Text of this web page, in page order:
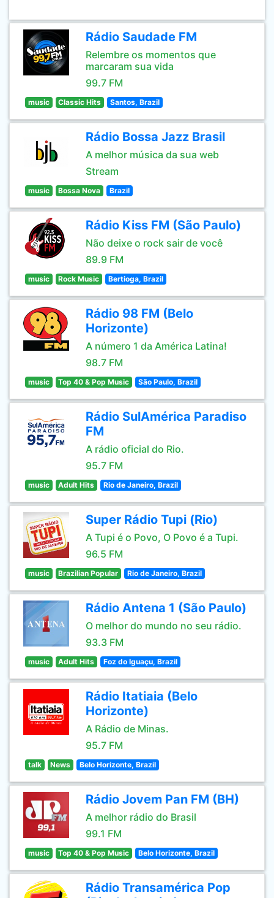
Rádio Saudade FM
Relembre os momentos que
marcaram sua vida
99.7 FM
music Classic Hits Santos, Brazil
Rádio Bossa Jazz Brasil
A melhor música da sua web
Stream
music Bossa Nova Brazil
Rádio Kiss FM (São Paulo)
Não deixe o rock sair de você
89.9 FM
music Rock Music Bertioga, Brazil
Rádio 98 FM (Belo
Horizonte)
A número 1 da América Latina!
98.7 FM
music Top 40 & Pop Music São Paulo, Brazil
Rádio SulAmérica Paradiso
FM
A rádio oficial do Rio.
95.7 FM
music Adult Hits Rio de Janeiro, Brazil
Super Rádio Tupi (Rio)
A Tupi é o Povo, O Povo é a Tupi.
96.5 FM
music Brazilian Popular Rio de Janeiro, Brazil
Rádio Antena 1 (São Paulo)
O melhor do mundo no seu rádio.
93.3 FM
music Adult Hits Foz do Iguaçu, Brazil
Rádio Itatiaia (Belo
Horizonte)
A Rádio de Minas.
95.7 FM
talk News Belo Horizonte, Brazil
Rádio Jovem Pan FM (BH)
A melhor rádio do Brasil
99.1 FM
music Top 40 & Pop Music Belo Horizonte, Brazil
Rádio Transamérica Pop